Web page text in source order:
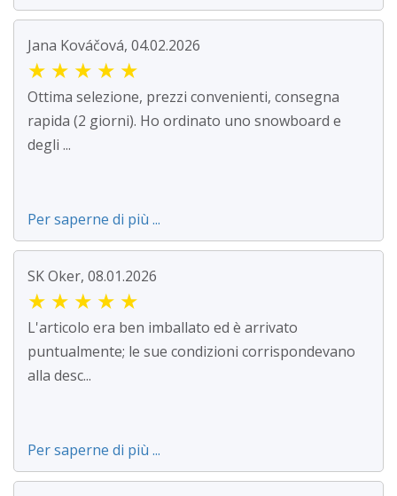
Jana Kováčová, 04.02.2026
★ ★ ★ ★ ★
Ottima selezione, prezzi convenienti, consegna
rapida (2 giorni). Ho ordinato uno snowboard e
degli ...
Per saperne di più ...
SK Oker, 08.01.2026
★ ★ ★ ★ ★
L'articolo era ben imballato ed è arrivato
puntualmente; le sue condizioni corrispondevano
alla desc...
Per saperne di più ...